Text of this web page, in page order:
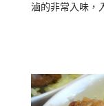
滷的非常入味，